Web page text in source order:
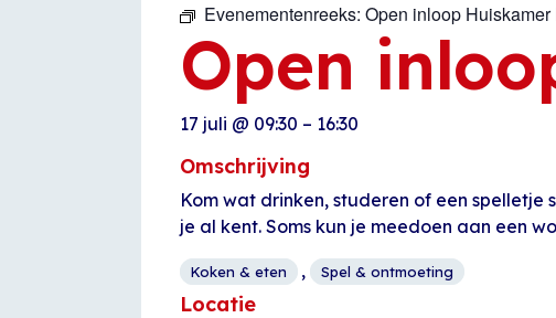
Evenementenreeks: Open inloop Huiskamer
Open
17 juli @ 09:30 – 16:30
Omschrijving
Kom wat drinken, studeren of een spelletje
je al kent. Soms kun je meedoen aan een
Koken & eten , Spel & ontmoeting
Locatie